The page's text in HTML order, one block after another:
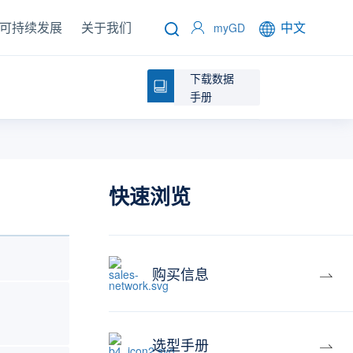
可持续发展 关于我们 myGD 中文
下载数据
手册
快速浏览
购买信息
选型手册